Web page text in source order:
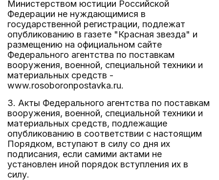
Министерством юстиции Российской
Федерации не нуждающимися в
государственной регистрации, подлежат
опубликованию в газете "Красная звезда" и
размещению на официальном сайте
Федерального агентства по поставкам
вооружения, военной, специальной техники и
материальных средств -
www.rosoboronpostavka.ru.
3. Акты Федерального агентства по поставкам
вооружения, военной, специальной техники и
материальных средств, подлежащие
опубликованию в соответствии с настоящим
Порядком, вступают в силу со дня их
подписания, если самими актами не
установлен иной порядок вступления их в
силу.